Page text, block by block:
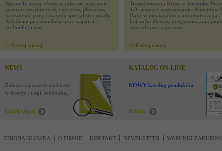
Sprawdź naszą ofertę w zakresie naprawy
maszyn szwalniczych, cutterów, ploterów,
wytwornic pary i maszyn specjalistycznych.
Szkolenie pracowników oraz wsparcie
technologiczne.
>>Czytaj wiecej
Transformacja firmy w kierunku
4.0. poprzez zastosowanie elementów
Data w powiązaniu z automatyzacją
łańcucha dostaw, prognozowania
zarządzania zapasami
>>Czytaj wiecej
NEWS
Zobacz najnowsze wydarzenia
w branży : targi, seminaria,
Czytaj więcej
KATALOG ON-LINE
NOWY katalog produktów !
Pobierz
STRONA GŁÓWNA O FIRMIE KONTAKT NEWSLETTER WARUNKI ZAKUPÓW